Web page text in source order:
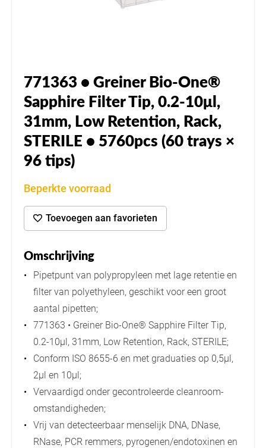
771363 • Greiner Bio-One®
Sapphire Filter Tip, 0.2-10μl,
31mm, Low Retention, Rack,
STERILE • 5760pcs (60 trays ×
96 tips)
Beperkte voorraad
Toevoegen aan favorieten
Omschrijving
Pipetpunt van polypropyleen met lage retentie en
filter van polyethyleen, geschikt voor een groot
aantal pipetten;
771363 • Greiner Bio-One® Sapphire Filter Tip,
0.2-10µl, 31mm, Low Retention, Rack, STERILE;
Conform ISO 8655-6 en met graduaties op 0,5µl,
2µl en 10µl;
Vervaardigd onder gecontroleerde cleanroom-
omstandigheden;
Vrij van detecteerbaar menselijk DNA, DNase,
RNase, PCR remmers, pyrogenen/endotoxinen en